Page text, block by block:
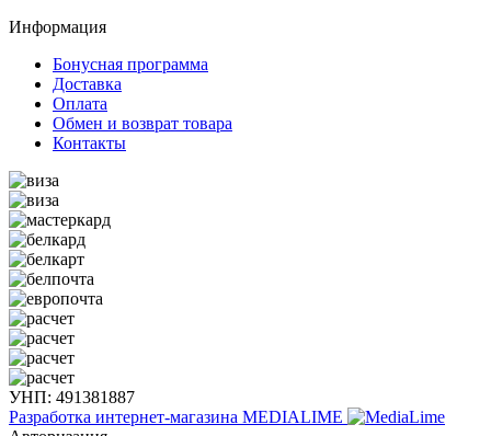
Информация
Бонусная программа
Доставка
Оплата
Обмен и возврат товара
Контакты
УНП: 491381887
Разработка интернет-магазина MEDIALIME